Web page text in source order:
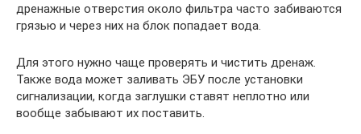
дренажные отверстия около фильтра часто забиваются
грязью и через них на блок попадает вода.
Для этого нужно чаще проверять и чистить дренаж.
Также вода может заливать ЭБУ после установки
сигнализации, когда заглушки ставят неплотно или
вообще забывают их поставить.